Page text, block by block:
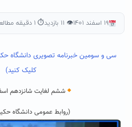
۱۹ اسفند ۱۴۰۱ 👁 ۱۱ بازدید ⏱ ۱ دقیقه مطالعه
سی و سومین خبرنامه تصویری دانشگاه
کلیک کنید)
ششم لغایت شانزدهم اسفند
(روابط عمومی دانشگاه